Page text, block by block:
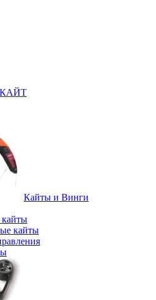
КАЙТ
Кайты и Винги
кайты